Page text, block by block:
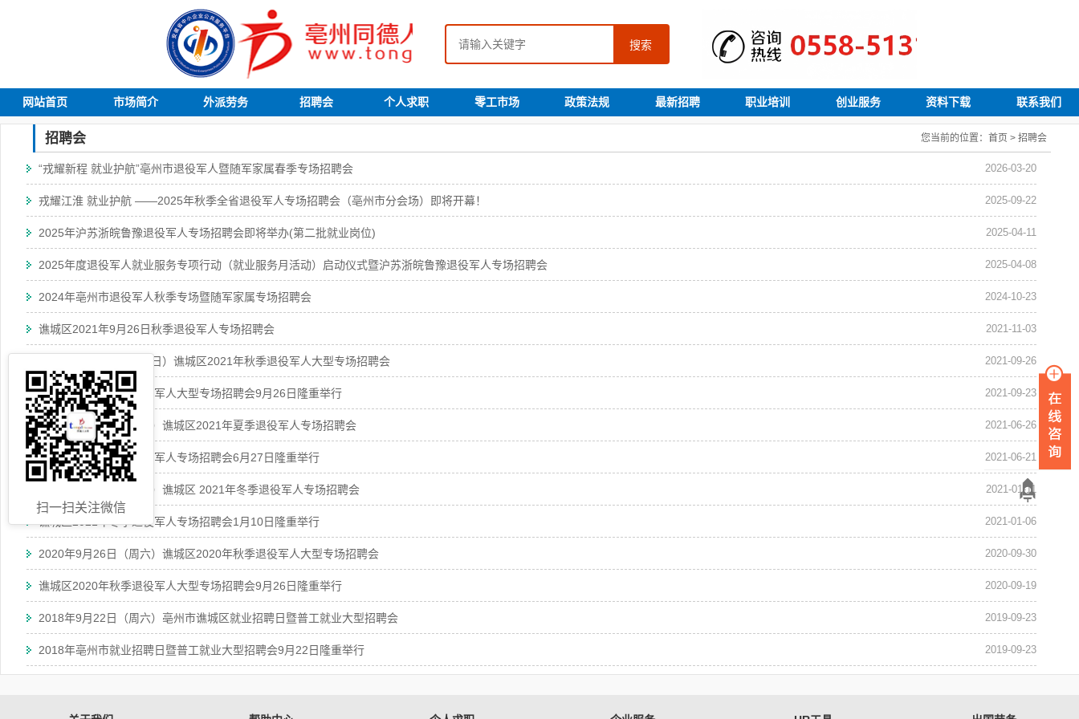
搜索
网站首页 市场简介 外派劳务 招聘会 个人求职 零工市场 政策法规 最新招聘 职业培训 创业服务 资料下载 联系我们
招聘会 您当前的位置： 首页 > 招聘会
“戎耀新程 就业护航”亳州市退役军人暨随军家属春季专场招聘会 2026-03-20
戎耀江淮 就业护航 ——2025年秋季全省退役军人专场招聘会（亳州市分会场）即将开幕！ 2025-09-22
2025年沪苏浙皖鲁豫退役军人专场招聘会即将举办(第二批就业岗位) 2025-04-11
2025年度退役军人就业服务专项行动（就业服务月活动）启动仪式暨沪苏浙皖鲁豫退役军人专场招聘会 2025-04-08
2024年亳州市退役军人秋季专场暨随军家属专场招聘会 2024-10-23
谯城区2021年9月26日秋季退役军人专场招聘会 2021-11-03
2021年9月26日（星期日）谯城区2021年秋季退役军人大型专场招聘会 2021-09-26
谯城区2021年秋季退役军人大型专场招聘会9月26日隆重举行 2021-09-23
2021年6月27日（周日）谯城区2021年夏季退役军人专场招聘会 2021-06-26
谯城区2021年夏季退役军人专场招聘会6月27日隆重举行 2021-06-21
2021年1月10日（周日）谯城区 2021年冬季退役军人专场招聘会 2021-01-11
谯城区2021年冬季退役军人专场招聘会1月10日隆重举行 2021-01-06
2020年9月26日（周六）谯城区2020年秋季退役军人大型专场招聘会 2020-09-30
谯城区2020年秋季退役军人大型专场招聘会9月26日隆重举行 2020-09-19
2018年9月22日（周六）亳州市谯城区就业招聘日暨普工就业大型招聘会 2019-09-23
2018年亳州市就业招聘日暨普工就业大型招聘会9月22日隆重举行 2019-09-23
扫一扫关注微信